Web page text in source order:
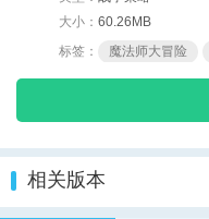
大小： 60.26MB
标签：
魔法师大冒险
相关版本